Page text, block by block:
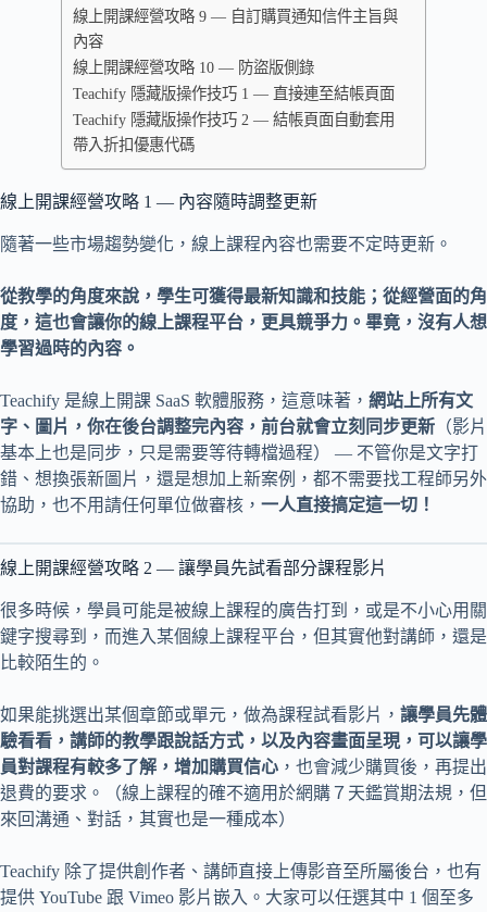
線上開課經營攻略 9 — 自訂購買通知信件主旨與
內容
線上開課經營攻略 10 — 防盜版側錄
Teachify 隱藏版操作技巧 1 — 直接連至結帳頁面
Teachify 隱藏版操作技巧 2 — 結帳頁面自動套用
帶入折扣優惠代碼
線上開課經營攻略 1 — 內容隨時調整更新
隨著一些市場趨勢變化，線上課程內容也需要不定時更新。
從教學的角度來說，學生可獲得最新知識和技能；從經營面的角
度，這也會讓你的線上課程平台，更具競爭力。畢竟，沒有人想
學習過時的內容。
Teachify 是線上開課 SaaS 軟體服務，這意味著， 網站上所有文
字、圖片，你在後台調整完內容，前台就會立刻同步更新 （影片
基本上也是同步，只是需要等待轉檔過程） — 不管你是文字打
錯、想換張新圖片，還是想加上新案例，都不需要找工程師另外
協助，也不用請任何單位做審核， 一人直接搞定這一切！
線上開課經營攻略 2 — 讓學員先試看部分課程影片
很多時候，學員可能是被線上課程的廣告打到，或是不小心用關
鍵字搜尋到，而進入某個線上課程平台，但其實他對講師，還是
比較陌生的。
如果能挑選出某個章節或單元，做為課程試看影片， 讓學員先體
驗看看，講師的教學跟說話方式，以及內容畫面呈現，可以讓學
員對課程有較多了解，增加購買信心 ，也會減少購買後，再提出
退費的要求。（線上課程的確不適用於網購７天鑑賞期法規，但
來回溝通、對話，其實也是一種成本）
Teachify 除了提供創作者、講師直接上傳影音至所屬後台，也有
提供 YouTube 跟 Vimeo 影片嵌入。大家可以任選其中 1 個至多